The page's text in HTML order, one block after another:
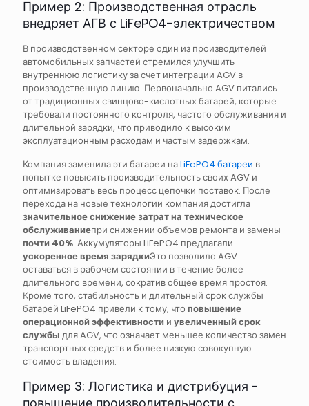
Пример 2: Производственная отрасль
внедряет АГВ с LiFePO4-электричеством
В производственном секторе один из производителей
автомобильных запчастей стремился улучшить
внутреннюю логистику за счет интеграции AGV в
производственную линию. Первоначально AGV питались
от традиционных свинцово-кислотных батарей, которые
требовали постоянного контроля, частого обслуживания и
длительной зарядки, что приводило к высоким
эксплуатационным расходам и частым задержкам.
Компания заменила эти батареи наLiFePO4 батареи в
попытке повысить производительность своих AGV и
оптимизировать весь процесс цепочки поставок. После
перехода на новые технологии компания достигла
значительное снижение затрат на техническое
обслуживаниепри снижении объемов ремонта и замены
почти 40%. Аккумуляторы LiFePO4 предлагали
ускоренное время зарядкиЭто позволило AGV
оставаться в рабочем состоянии в течение более
длительного времени, сократив общее время простоя.
Кроме того, стабильность и длительный срок службы
батарей LiFePO4 привели к тому, что повышение
операционной эффективности и увеличенный срок
службы для AGV, что означает меньшее количество замен
транспортных средств и более низкую совокупную
стоимость владения.
Пример 3: Логистика и дистрибуция -